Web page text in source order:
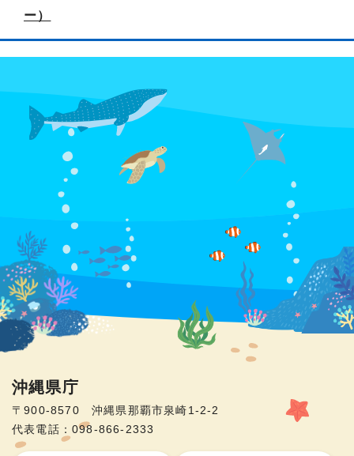
ー）
沖縄県庁
〒900-8570 沖縄県那覇市泉崎1-2-2
代表電話：098-866-2333